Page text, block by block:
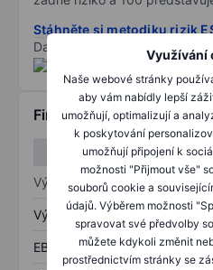
Využívání
Naše webové stránky
aby vám nabídly lepší
umožňují, optimalizují a
k poskytování
umožňují připojení k
možnosti "Přijmout vše"
souborů cookie a
údajů. Výběrem možnosti
spravovat své předvolby
můžete kdykoli změnit
prostřednictvím stránky se
Stáhněte si metodiku rizik
Data poskytnuta od
Finanční informace
Výkaz zisku a ztráty
Výnos
EBITDA